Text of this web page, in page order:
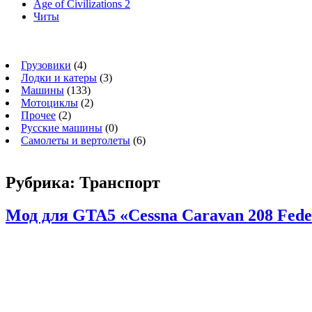
Age of Civilizations 2
Читы
Грузовики (4)
Лодки и катеры (3)
Машины (133)
Мотоциклы (2)
Прочее (2)
Русские машины (0)
Самолеты и вертолеты (6)
Рубрика: Транспорт
Мод для GTA5 «Cessna Caravan 208